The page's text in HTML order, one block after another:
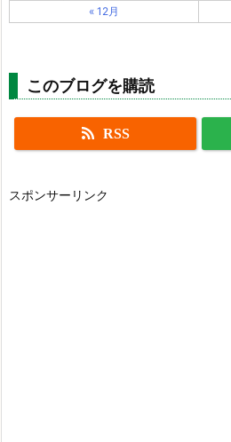
« 12月
このブログを購読
RSS
スポンサーリンク